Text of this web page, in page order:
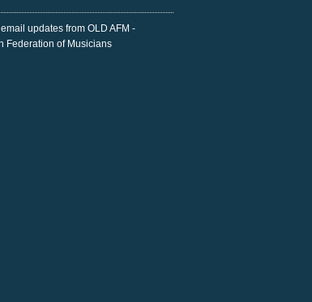
updates from OLD AFM -
Federation of Musicians